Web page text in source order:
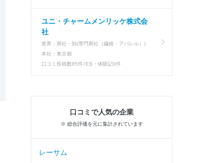
ユニ・チャームメンリッケ株式会
社
業界： 商社・卸(専門商社（繊維・アパレル）)
本社： 東京都
口コミ投稿数85件 ES・体験記0件
口コミで人気の企業
※ 総合評価を元に集計されています
レーサム